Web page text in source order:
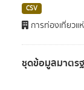
CSV
การท่องเที่ยวแ
ชุดข้อมูลมาตร